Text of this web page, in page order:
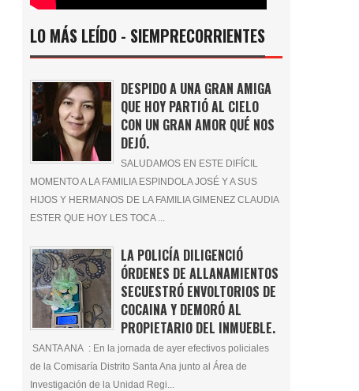
LO MÁS LEÍDO - SIEMPRECORRIENTES
DESPIDO A UNA GRAN AMIGA
QUE HOY PARTIÓ AL CIELO
CON UN GRAN AMOR QUÉ NOS
DEJÓ.
SALUDAMOS EN ESTE DIFÍCIL
MOMENTO A LA FAMILIA ESPINDOLA JOSÉ Y A SUS
HIJOS Y HERMANOS DE LA FAMILIA GIMENEZ CLAUDIA
ESTER QUE HOY LES TOCA ...
LA POLICÍA DILIGENCIÓ
ÓRDENES DE ALLANAMIENTOS
SECUESTRÓ ENVOLTORIOS DE
COCAINA Y DEMORÓ AL
PROPIETARIO DEL INMUEBLE.
SANTA ANA : En la jornada de ayer efectivos policiales
de la Comisaría Distrito Santa Ana junto al Área de
Investigación de la Unidad Regi...